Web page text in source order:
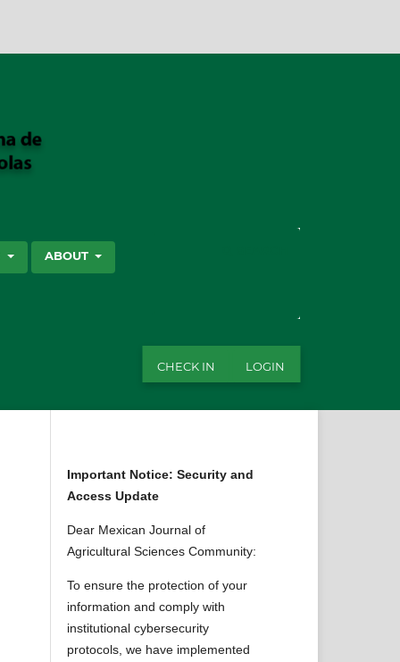
ABOUT
CHECK IN LOGIN
Important Notice: Security and
Access Update
Dear Mexican Journal of
Agricultural Sciences Community:
To ensure the protection of your
information and comply with
institutional cybersecurity
protocols, we have implemented